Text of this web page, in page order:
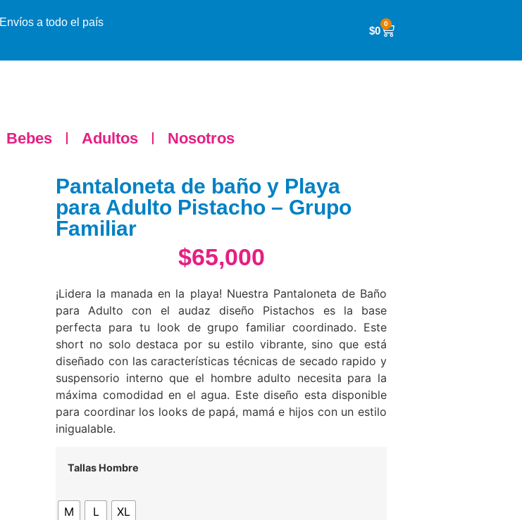
Envíos a todo el país
$0
0
Bebes Adultos Nosotros
Pantaloneta de baño y Playa
para Adulto Pistacho – Grupo
Familiar
$65,000
¡Lidera la manada en la playa! Nuestra Pantaloneta de Baño
para Adulto con el audaz diseño Pistachos es la base
perfecta para tu look de grupo familiar coordinado. Este
short no solo destaca por su estilo vibrante, sino que está
diseñado con las características técnicas de secado rapido y
suspensorio interno que el hombre adulto necesita para la
máxima comodidad en el agua. Este diseño esta disponible
para coordinar los looks de papá, mamá e hijos con un estilo
inigualable.
Tallas Hombre
M L XL